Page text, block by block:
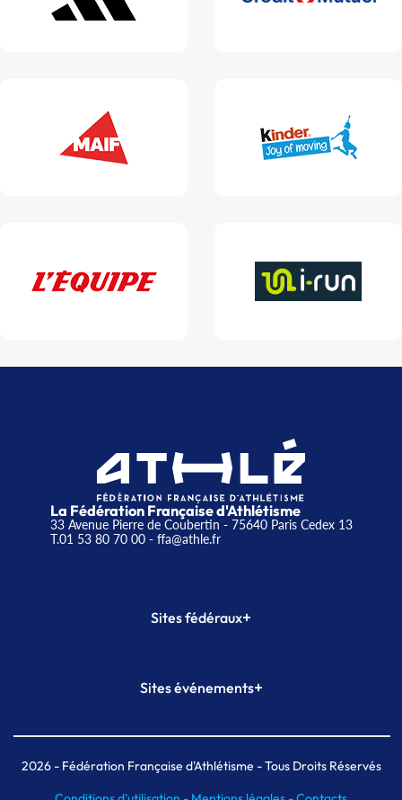
La Fédération Française d'Athlétisme
33 Avenue Pierre de Coubertin - 75640 Paris Cedex 13
T.01 53 80 70 00- ffa@athle.fr
Sites fédéraux+
Plateforme Formation
Sites événements+
Meeting de Paris indoor
MAIF Ekiden de Paris
2026- Fédération Française d'Athlétisme - Tous Droits Réservés